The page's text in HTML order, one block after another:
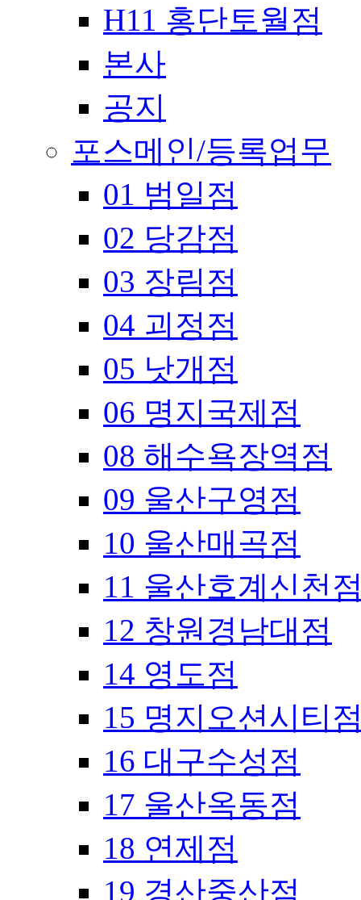
H11 홍단토월점
본사
공지
포스메인/등록업무
01 범일점
02 당감점
03 장림점
04 괴정점
05 낫개점
06 명지국제점
08 해수욕장역점
09 울산구영점
10 울산매곡점
11 울산호계신천
12 창원경남대점
14 영도점
15 명지오션시티
16 대구수성점
17 울산옥동점
18 연제점
19 경산중산점